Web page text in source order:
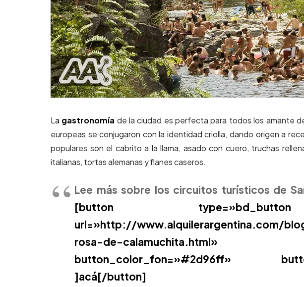
La gastronomía de la ciudad es perfecta para todos los amante
europeas se conjugaron con la identidad criolla, dando origen a
populares son el cabrito a la llama, asado con cuero, truchas
italianas, tortas alemanas y flanes caseros.
Lee más sobre los circuitos turísticos de
[button
url=»http://www.alquilerargentina.com/
rosa-de-
button_color_fon=»#2d96ff»
]acá[/button]